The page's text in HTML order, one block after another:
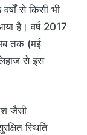
से किसी भी
है। वर्ष 2017
तक (मई
से इस
जैसी
स्थिति